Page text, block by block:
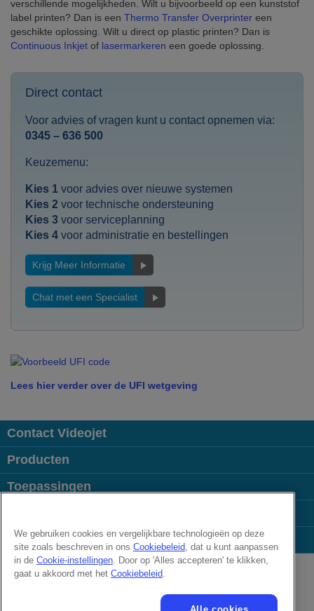
verschillende mogelijkheden. Wilt u bijvoorbeeld op een kunststof
label printen? Dan is een Thermo Transfer Overprinter een
geschikte oplossing. Wilt u direct op plastic printen? Dan is
Continuous Inkjet of lasermarkeren een goede oplossing.
Direct contact
Voor advies of vragen kunt u contact opnemen via:
0345 – 636 500
Keuzemenu:
Kies 1 voor advies over nieuwe systemen
Kies 2 voor technische ondersteuning
Kies 3 voor serviceplanning
Kies 4 voor administratie en bestellingen
Krijg Meer Informatie
Chat met een Specialist
Lees hier verder over de UFI wetgeving
Contact Videojet
Producten
Toepassingen
Populaire links
Follow us on:
© 2026 Videojet Technologies Inc.
We gebruiken cookies en vergelijkbare technologieën op deze
site zoals beschreven in ons Cookiebeleid, dat u kunt aanpassen
in de Cookie-instellingen. Door op 'Alles accepteren' te klikken,
gaat u akkoord met het Cookiebeleid.